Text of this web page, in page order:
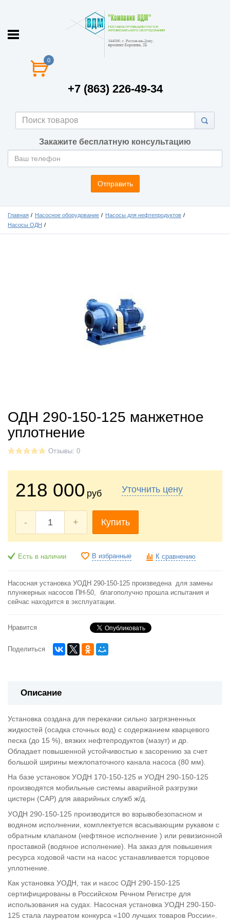
0
+7 (863) 226-49-34
Закажите бесплатную консультацию
Отправить
Главная Насосное оборудование
Насосы для нефтепродуктов
Насосы ОДН
ОДН 290-150-125 манжетное
уплотнение
Отзывы: 0
218 000 руб
- + Купить
Уточнить цену
Есть в наличии В избранные К сравнению
Насосная установка УОДН 290-150-125 произведена для замены
плунжерных насосов ПН-50, благополучно прошла испытания и
сейчас находится в эксплуатации.
Нравится
Поделиться
Описание
Установка создана для перекачки сильно загрязненных
жидкостей (осадка сточных вод) с содержанием кварцевого
песка (до 15 %), вязких нефтепродуктов (мазут) и др.
Обладает повышенной устойчивостью к засорению за счет
большой ширины межлопаточного канала насоса (80 мм).
На базе установок УОДН 170-150-125 и УОДН 290-150-125
производятся мобильные системы аварийной разгрузки
цистерн (САР) для аварийных служб ж/д.
УОДН 290-150-125 производится во взрывобезопасном и
водяном исполнении, комплектуется всасывающим рукавом с
обратным клапаном (нефтяное исполнение ) или ревизионной
проставкой (водяное исполнение). На заказ для повышения
ресурса ходовой части на насос устанавливается торцовое
уплотнение.
Как установка УОДН, так и насос ОДН 290-150-125
сертифицированы в Российском Речном Регистре для
использования на судах. Насосная установка УОДН 290-150-
125 стала лауреатом конкурса «100 лучших товаров России».